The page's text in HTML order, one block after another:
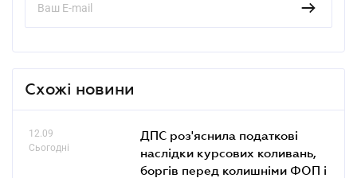
Схожі новини
12.09
Сьогодні
ДПС роз'яснила податкові
наслідки курсових коливань,
боргів перед колишніми ФОП і